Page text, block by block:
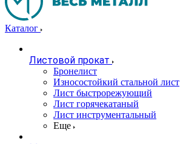
Каталог
Листовой прокат
Бронелист
Износостойкий стальной лист
Лист быстрорежующий
Лист горячекатаный
Лист инструментальный
Еще